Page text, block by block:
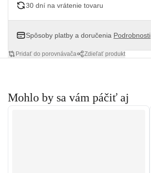
30 dní na vrátenie tovaru
Spôsoby platby a doručenia Podrobnosti
Pridať do porovnávača Zdieľať produkt
Mohlo by sa vám páčiť aj